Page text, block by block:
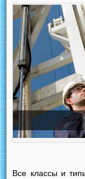
Все классы и